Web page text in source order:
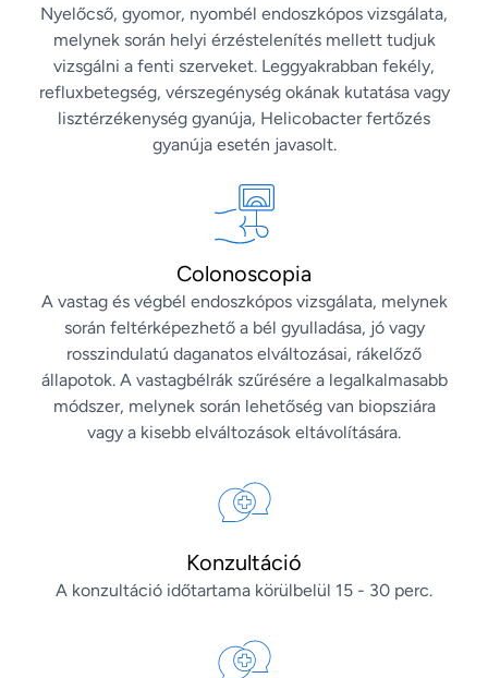
Nyelőcső, gyomor, nyombél endoszkópos vizsgálata,
melynek során helyi érzéstelenítés mellett tudjuk
vizsgálni a fenti szerveket. Leggyakrabban fekély,
refluxbetegség, vérszegénység okának kutatása vagy
lisztérzékenység gyanúja, Helicobacter fertőzés
gyanúja esetén javasolt.
Colonoscopia
A vastag és végbél endoszkópos vizsgálata, melynek
során feltérképezhető a bél gyulladása, jó vagy
rosszindulatú daganatos elváltozásai, rákelőző
állapotok. A vastagbélrák szűrésére a legalkalmasabb
módszer, melynek során lehetőség van biopsziára
vagy a kisebb elváltozások eltávolítására.
Konzultáció
A konzultáció időtartama körülbelül 15 - 30 perc.